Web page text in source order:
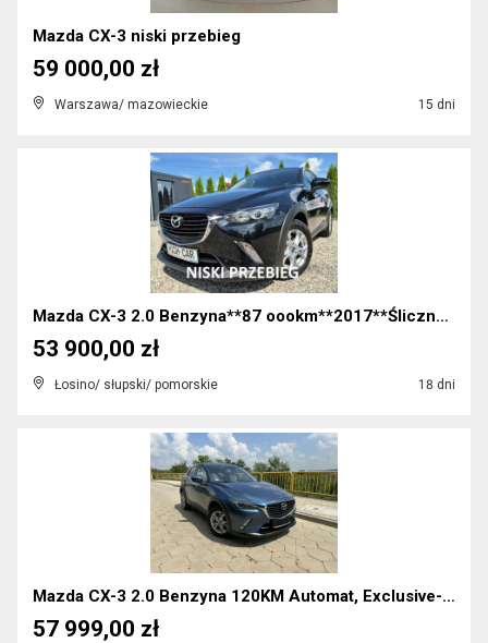
Mazda CX-3 niski przebieg
Warszawa/ mazowieckie 15 dni
59 000,00 zł
Mazda CX-3 2.0 Benzyna**87 oookm**2017**Śliczna**B...
Łosino/ słupski/ pomorskie 18 dni
53 900,00 zł
Mazda CX-3 2.0 Benzyna 120KM Automat, Exclusive-li...
57 999,00 zł